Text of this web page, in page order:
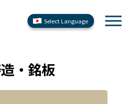
Select Language
鋳造・銘板